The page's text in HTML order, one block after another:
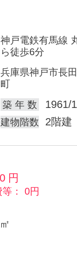
神戸電鉄有馬線
ら徒歩6分
兵庫県神戸市長
町
築 年 数
1961/
建物階数 2階建
円
： 0円